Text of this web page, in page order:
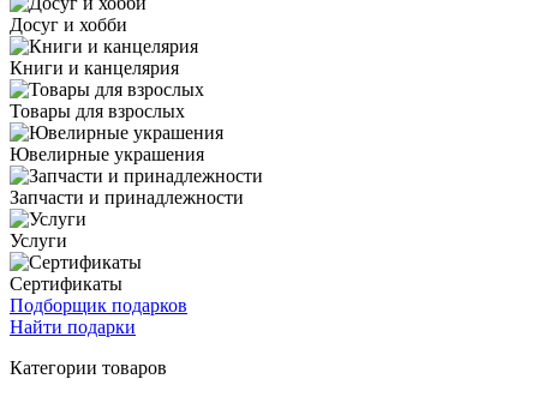
Досуг и хобби
Книги и канцелярия
Товары для взрослых
Ювелирные украшения
Запчасти и принадлежности
Услуги
Сертификаты
Подборщик подарков
Найти подарки
Категории товаров